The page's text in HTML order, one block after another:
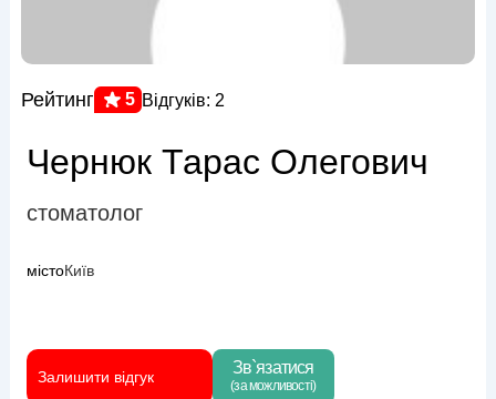
Рейтинг 5 Відгуків: 2
Чернюк Тарас Олегович
стоматолог
містоКиїв
Залишити відгук Зв`язатися
(за можливості)